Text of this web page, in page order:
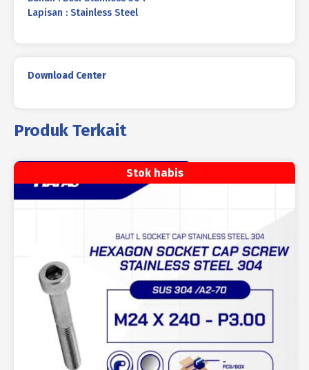
Lapisan : Stainless Steel
Download Center
Produk Terkait
Stok habis